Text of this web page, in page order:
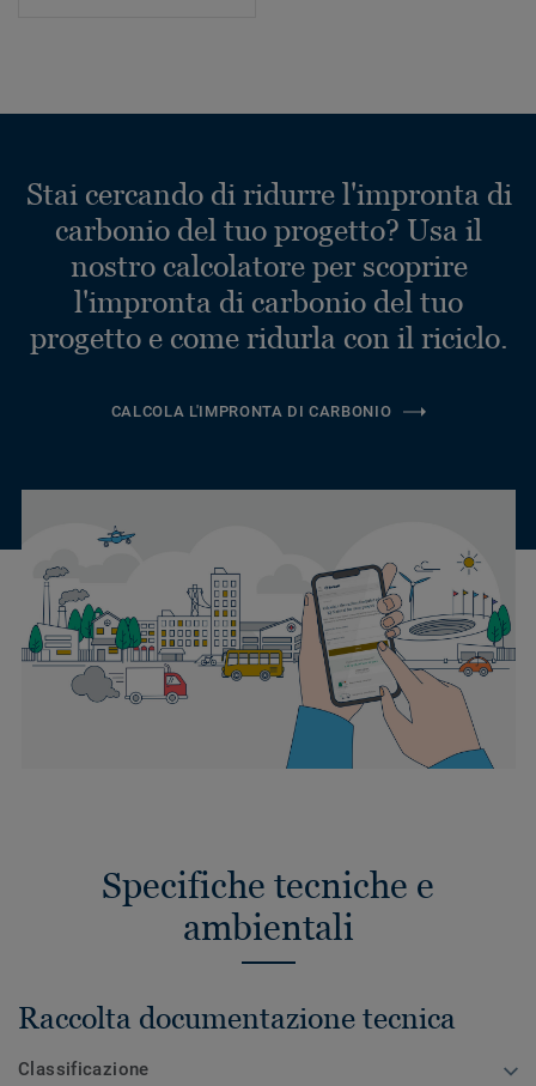
Stai cercando di ridurre l'impronta di
carbonio del tuo progetto? Usa il
nostro calcolatore per scoprire
l'impronta di carbonio del tuo
progetto e come ridurla con il riciclo.
CALCOLA L'IMPRONTA DI CARBONIO
Specifiche tecniche e
ambientali
Raccolta documentazione tecnica
Classificazione